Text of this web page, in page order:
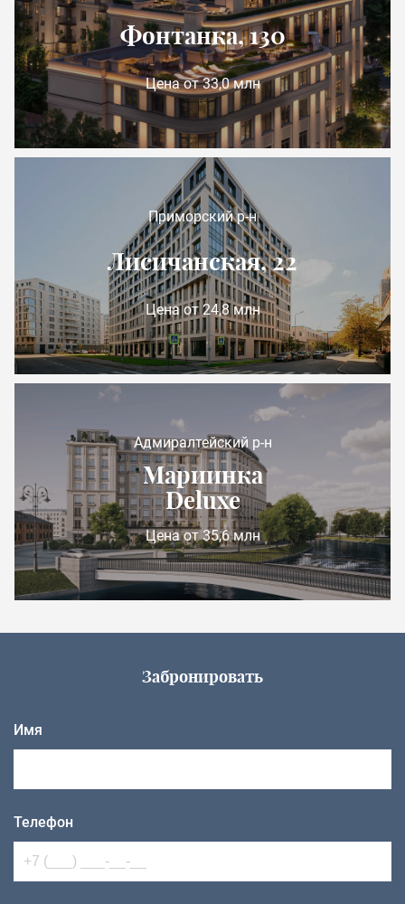
Фонтанка, 130
Цена от 33,0 млн
Приморский р-н
Лисичанская, 22
Цена от 24,8 млн
Адмиралтейский р-н
Мариинка
Deluxe
Цена от 35,6 млн
Забронировать
Имя
Телефон